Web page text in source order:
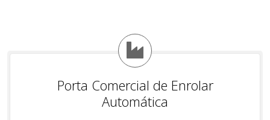
Porta Comercial de Enrolar
Automática